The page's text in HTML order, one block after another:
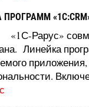
ПРОГРАММ
«1С-Рарус»
Линейка